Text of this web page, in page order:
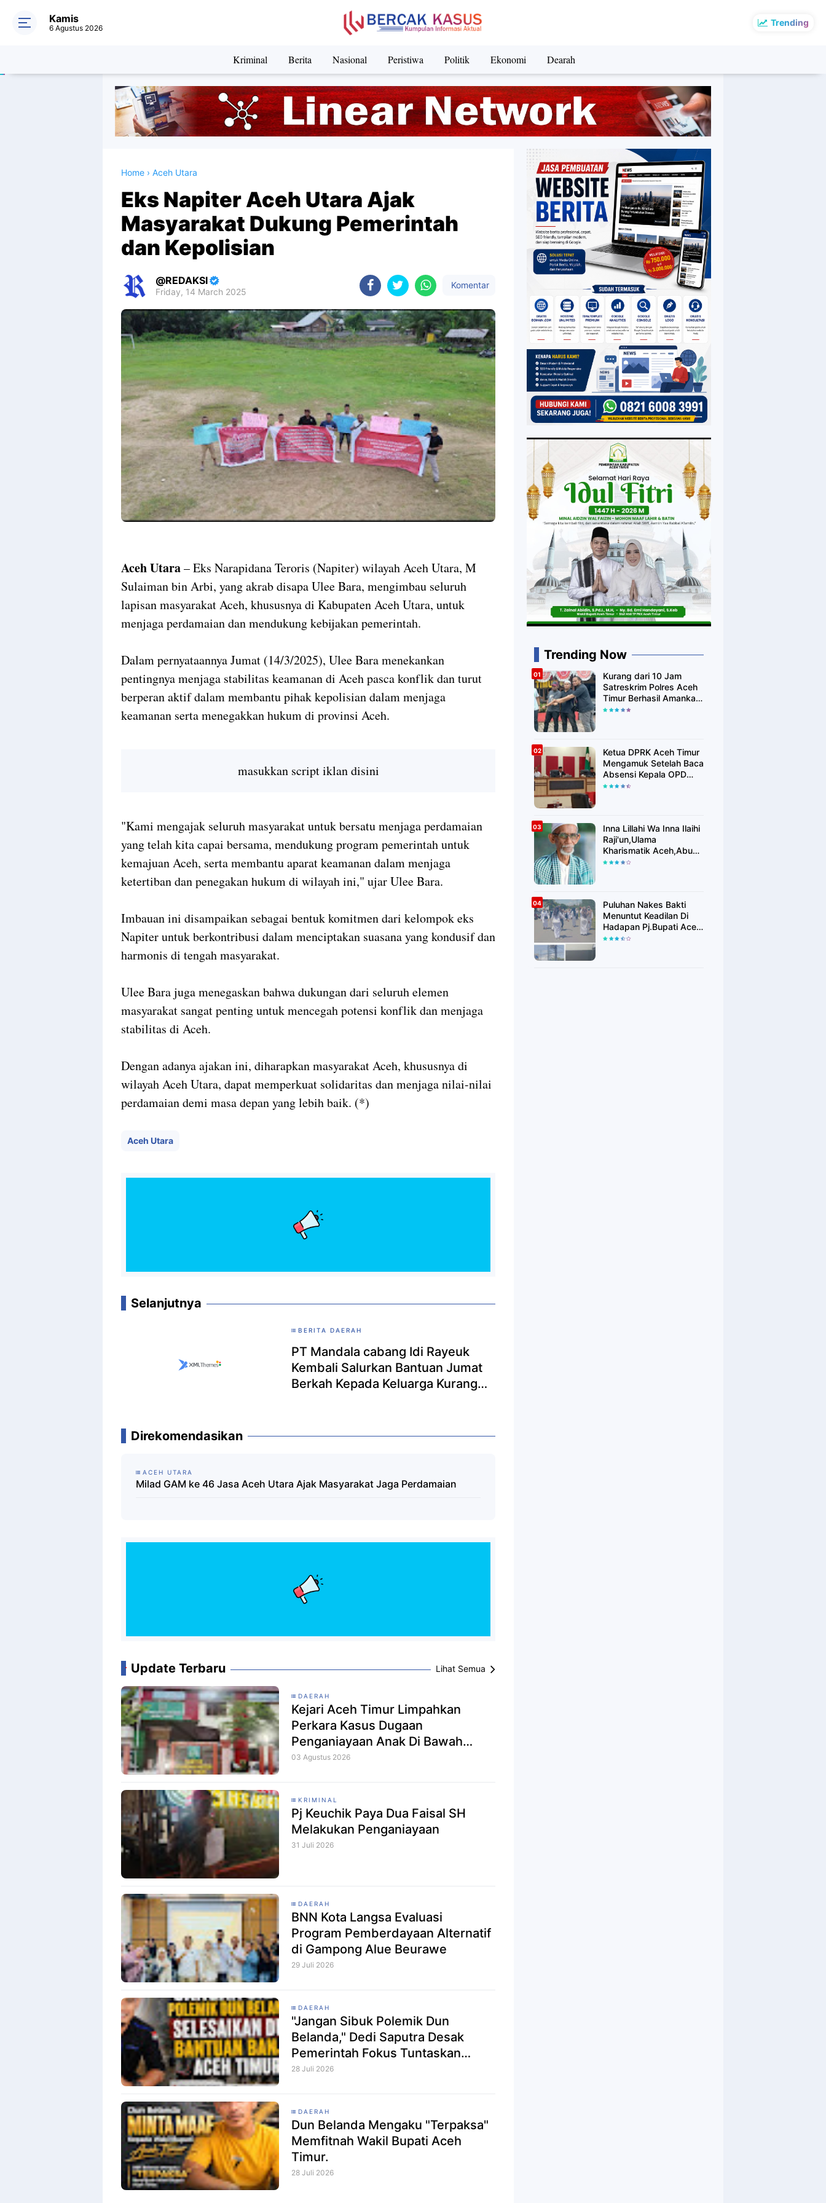
Trending
Kamis
6 Agustus 2026
Kriminal Berita Nasional Peristiwa Politik Ekonomi Dearah
Home › Aceh Utara
Eks Napiter Aceh Utara Ajak
Masyarakat Dukung Pemerintah
dan Kepolisian
REDAKSI
Friday, 14 March 2025
Komentar
Aceh Utara– Eks Narapidana Teroris (Napiter) wilayah Aceh Utara, M
Sulaiman bin Arbi, yang akrab disapa Ulee Bara, mengimbau seluruh
lapisan masyarakat Aceh, khususnya di Kabupaten Aceh Utara, untuk
menjaga perdamaian dan mendukung kebijakan pemerintah.
Dalam pernyataannya Jumat (14/3/2025), Ulee Bara menekankan
pentingnya menjaga stabilitas keamanan di Aceh pasca konflik dan turut
berperan aktif dalam membantu pihak kepolisian dalam menjaga
keamanan serta menegakkan hukum di provinsi Aceh.
masukkan script iklan disini
"Kami mengajak seluruh masyarakat untuk bersatu menjaga perdamaian
yang telah kita capai bersama, mendukung program pemerintah untuk
kemajuan Aceh, serta membantu aparat keamanan dalam menjaga
ketertiban dan penegakan hukum di wilayah ini," ujar Ulee Bara.
Imbauan ini disampaikan sebagai bentuk komitmen dari kelompok eks
Napiter untuk berkontribusi dalam menciptakan suasana yang kondusif dan
harmonis di tengah masyarakat.
Ulee Bara juga menegaskan bahwa dukungan dari seluruh elemen
masyarakat sangat penting untuk mencegah potensi konflik dan menjaga
stabilitas di Aceh.
Dengan adanya ajakan ini, diharapkan masyarakat Aceh, khususnya di
wilayah Aceh Utara, dapat memperkuat solidaritas dan menjaga nilai-nilai
perdamaian demi masa depan yang lebih baik. (*)
Aceh Utara
Selanjutnya
BERITA DAERAH
PT Mandala cabang Idi Rayeuk
Kembali Salurkan Bantuan Jumat
Berkah Kepada Keluarga Kurang
Direkomendasikan
ACEH UTARA
Milad GAM ke 46 Jasa Aceh Utara Ajak Masyarakat Jaga Perdamaian
Update Terbaru Lihat Semua
DAERAH
Kejari Aceh Timur Limpahkan
Perkara Kasus Dugaan
Penganiayaan Anak Di Bawah
Umur ke PN Idi.
03 Agustus 2026
KRIMINAL
Pj Keuchik Paya Dua Faisal SH
Melakukan Penganiayaan
31 Juli 2026
DAERAH
BNN Kota Langsa Evaluasi
Program Pemberdayaan Alternatif
di Gampong Alue Beurawe
29 Juli 2026
DAERAH
"Jangan Sibuk Polemik Dun
Belanda," Dedi Saputra Desak
Pemerintah Fokus Tuntaskan
Bantuan Banjir
28 Juli 2026
DAERAH
Dun Belanda Mengaku "Terpaksa"
Memfitnah Wakil Bupati Aceh
Timur.
28 Juli 2026
Trending Now
Kurang dari 10 Jam
Satreskrim Polres Aceh
Timur Berhasil Amankan
Diduga Pelaku
Ketua DPRK Aceh Timur
Mengamuk Setelah Baca
Absensi Kepala OPD
Banyak Yang Tidak
Inna Lillahi Wa Inna Ilaihi
Raji'un,Ulama
Kharismatik Aceh,Abu
Tu Min Blang Bladeh
Puluhan Nakes Bakti
Menuntut Keadilan Di
Hadapan Pj.Bupati Aceh
Timur